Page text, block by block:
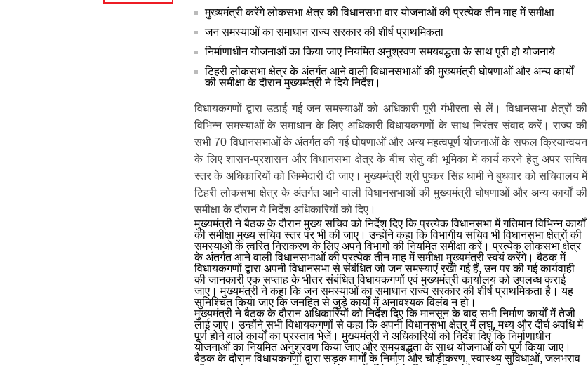
मुख्यमंत्री करेंगे लोकसभा क्षेत्र की विधानसभा वार योजनाओं की प्रत्येक तीन माह में समीक्षा
जन समस्याओं का समाधान राज्य सरकार की शीर्ष प्राथमिकता
निर्माणाधीन योजनाओं का किया जाए नियमित अनुश्रवण समयबद्धता के साथ पूरी हो योजनाये
टिहरी लोकसभा क्षेत्र के अंतर्गत आने वाली विधानसभाओं की मुख्यमंत्री घोषणाओं और अन्य कार्यों
की समीक्षा के दौरान मुख्यमंत्री ने दिये निर्देश।
विधायकगणों द्वारा उठाई गई जन समस्याओं को अधिकारी पूरी गंभीरता से लें। विधानसभा क्षेत्रों की
विभिन्न समस्याओं के समाधान के लिए अधिकारी विधायकगणों के साथ निरंतर संवाद करें। राज्य की
सभी 70 विधानसभाओं के अंतर्गत की गई घोषणाओं और अन्य महत्वपूर्ण योजनाओं के सफल क्रियान्वयन
के लिए शासन-प्रशासन और विधानसभा क्षेत्र के बीच सेतु की भूमिका में कार्य करने हेतु अपर सचिव
स्तर के अधिकारियों को जिम्मेदारी दी जाए। मुख्यमंत्री श्री पुष्कर सिंह धामी ने बुधवार को सचिवालय में
टिहरी लोकसभा क्षेत्र के अंतर्गत आने वाली विधानसभाओं की मुख्यमंत्री घोषणाओं और अन्य कार्यों की
समीक्षा के दौरान ये निर्देश अधिकारियों को दिए।
मुख्यमंत्री ने बैठक के दौरान मुख्य सचिव को निर्देश दिए कि प्रत्येक विधानसभा में गतिमान विभिन्न कार्यों
की समीक्षा मुख्य सचिव स्तर पर भी की जाए। उन्होंने कहा कि विभागीय सचिव भी विधानसभा क्षेत्रों की
समस्याओं के त्वरित निराकरण के लिए अपने विभागों की नियमित समीक्षा करें। प्रत्येक लोकसभा क्षेत्र
के अंतर्गत आने वाली विधानसभाओं की प्रत्येक तीन माह में समीक्षा मुख्यमंत्री स्वयं करेंगे। बैठक में
विधायकगणों द्वारा अपनी विधानसभा से संबंधित जो जन समस्याएं रखी गई हैं, उन पर की गई कार्यवाही
की जानकारी एक सप्ताह के भीतर संबंधित विधायकगणों एवं मुख्यमंत्री कार्यालय को उपलब्ध कराई
जाए। मुख्यमंत्री ने कहा कि जन समस्याओं का समाधान राज्य सरकार की शीर्ष प्राथमिकता है। यह
सुनिश्चित किया जाए कि जनहित से जुड़े कार्यों में अनावश्यक विलंब न हो।
मुख्यमंत्री ने बैठक के दौरान अधिकारियों को निर्देश दिए कि मानसून के बाद सभी निर्माण कार्यों में तेजी
लाई जाए। उन्होंने सभी विधायकगणों से कहा कि अपनी विधानसभा क्षेत्र में लघु, मध्य और दीर्घ अवधि में
पूर्ण होने वाले कार्यों का प्रस्ताव भेजें। मुख्यमंत्री ने अधिकारियों को निर्देश दिए कि निर्माणाधीन
योजनाओं का नियमित अनुश्रवण किया जाए और समयबद्धता के साथ योजनाओं को पूर्ण किया जाए।
बैठक के दौरान विधायकगणों द्वारा सड़क मार्गों के निर्माण और चौड़ीकरण, स्वास्थ्य सुविधाओं, जलभराव